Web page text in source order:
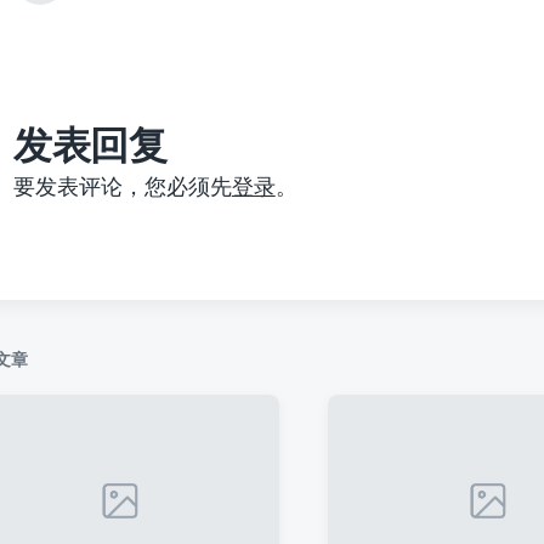
篇
发表回复
要发表评论，您必须先登录。
章